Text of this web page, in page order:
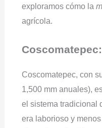
exploramos cómo la
agrícola.
Coscomatepec, con
1,500 mm anuales),
el sistema tradicional
era laborioso y